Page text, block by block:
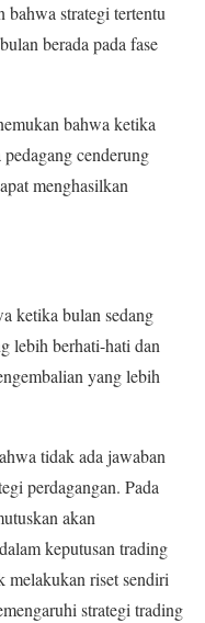
bahwa strategi tertentu
berada pada fase
bahwa ketika
cenderung
menghasilkan
ketika bulan sedang
lebih berhati-hati dan
yang lebih
tidak ada jawaban
perdagangan. Pada
akan
keputusan trading
melakukan riset sendiri
strategi trading